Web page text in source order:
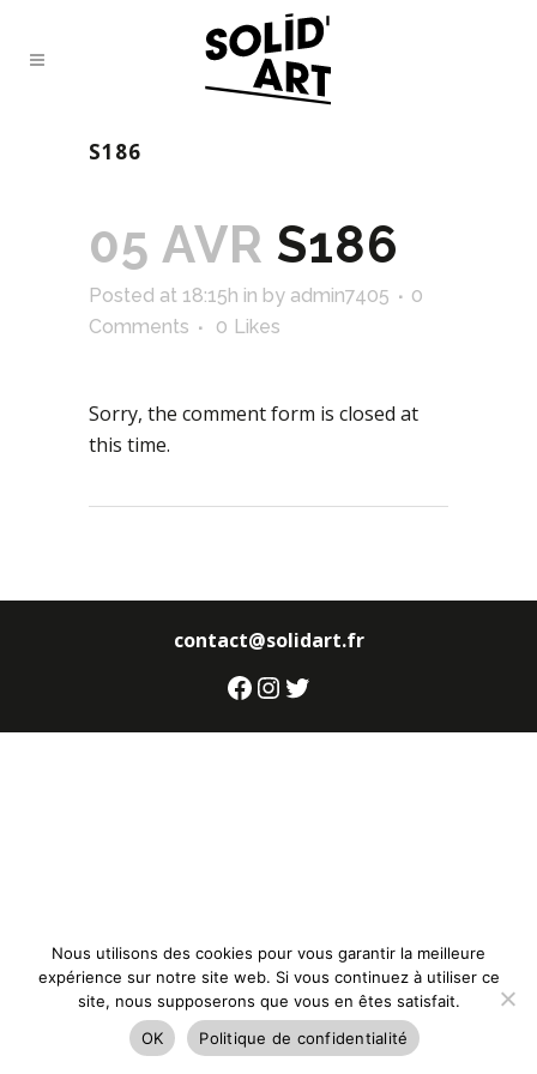
S186
05 AVR S186
Posted at 18:15h in by admin7405
0
Comments
0 Likes
Sorry, the comment form is closed at
this time.
contact@solidart.fr
Facebook
Instagram
Twitter
Nous utilisons des cookies pour vous garantir la meilleure
expérience sur notre site web. Si vous continuez à utiliser ce
site, nous supposerons que vous en êtes satisfait.
OK
Politique de confidentialité